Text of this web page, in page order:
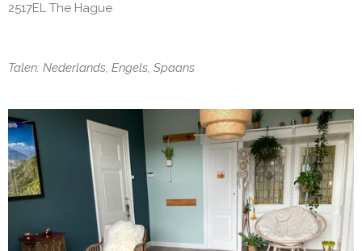
2517EL The Hague
Talen: Nederlands, Engels, Spaans